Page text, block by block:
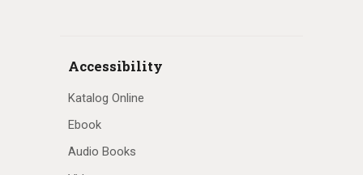
Accessibility
Katalog Online
Ebook
Audio Books